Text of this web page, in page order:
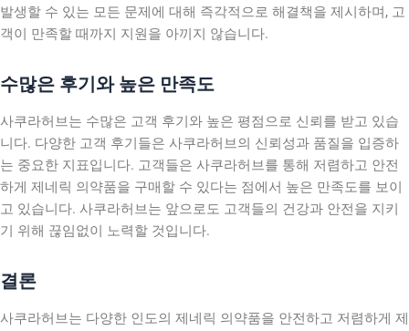
발생할 수 있는 모든 문제에 대해 즉각적으로 해결책을 제시하며, 고
객이 만족할 때까지 지원을 아끼지 않습니다.
수많은 후기와 높은 만족도
사쿠라허브는 수많은 고객 후기와 높은 평점으로 신뢰를 받고 있습
니다. 다양한 고객 후기들은 사쿠라허브의 신뢰성과 품질을 입증하
는 중요한 지표입니다. 고객들은 사쿠라허브를 통해 저렴하고 안전
하게 제네릭 의약품을 구매할 수 있다는 점에서 높은 만족도를 보이
고 있습니다. 사쿠라허브는 앞으로도 고객들의 건강과 안전을 지키
기 위해 끊임없이 노력할 것입니다.
결론
사쿠라허브는 다양한 인도의 제네릭 의약품을 안전하고 저렴하게 제